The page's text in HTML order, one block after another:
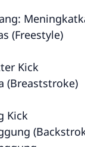
(Freestyle)
Kick
(Breaststroke)
Kick